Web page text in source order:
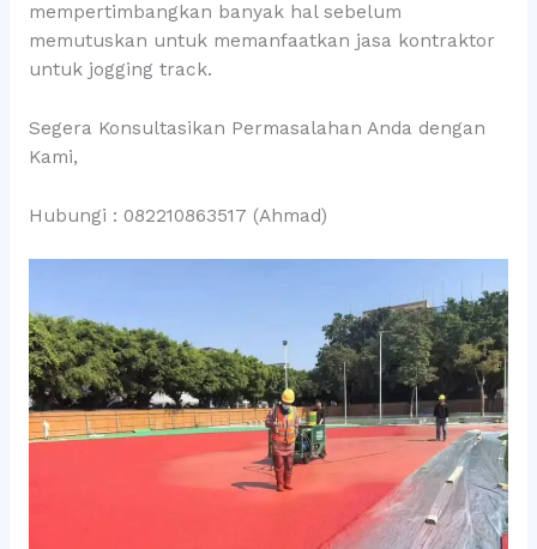
mempertimbangkan banyak hal sebelum
memutuskan untuk memanfaatkan jasa kontraktor
untuk jogging track.
Segera Konsultasikan Permasalahan Anda dengan
Kami,
Hubungi : 082210863517 (Ahmad)